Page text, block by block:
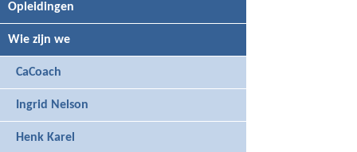
Opleidingen
Wie zijn we
CaCoach
Ingrid Nelson
Henk Karel